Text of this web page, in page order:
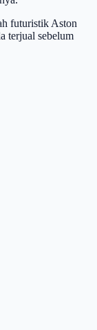
futuristik Aston
terjual sebelum